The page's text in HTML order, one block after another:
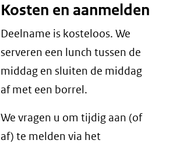
Kosten en aanmelden
Deelname is kosteloos. We
serveren een lunch tussen de
middag en sluiten de middag
af met een borrel.
We vragen u om tijdig aan (of
af) te melden via het